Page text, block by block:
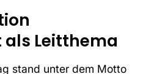
Leitthema
stand unter dem Motto